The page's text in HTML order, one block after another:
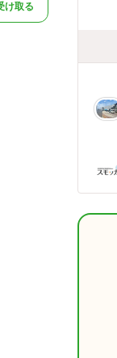
け取る